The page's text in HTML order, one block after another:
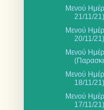
Μενού
21/11/21)
Μενού
20/11/21)
Μενού
Μενού
18/11/21)
Μενού
17/11/21)